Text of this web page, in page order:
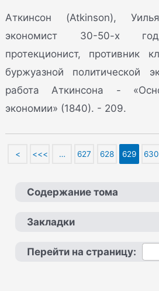
Аткинсон (Atkinson),
экономист 30-50-х
протекционист, противник
буржуазной политической
работа Аткинсона -
экономии» (1840). - 209.
< <<< … 627 628 629 630
Содержание тома
Закладки
Перейти на страницу: